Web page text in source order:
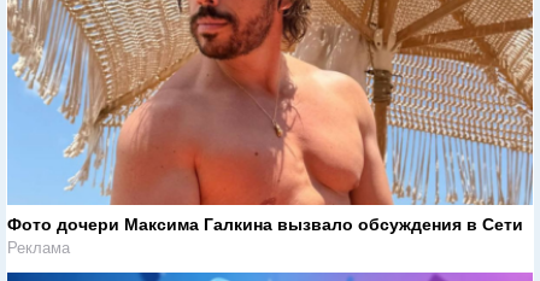
Фото дочери Максима Галкина вызвало обсуждения в Сети
Реклама